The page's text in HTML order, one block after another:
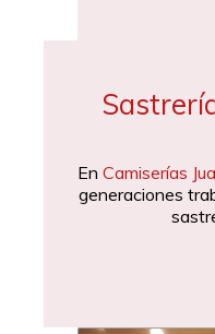
En Camiserías
generaciones